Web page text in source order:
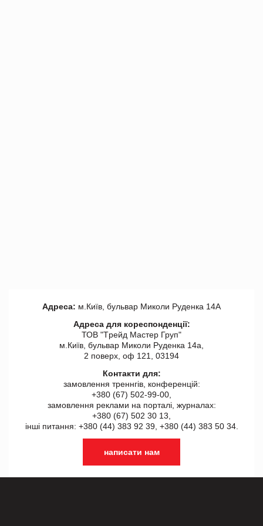
Адреса: м.Київ, бульвар Миколи Руденка 14А
Адреса для кореспонденції:
ТОВ "Tрейд Мастер Груп"
м.Київ, бульвар Миколи Руденка 14а,
2 поверх, оф 121, 03194
Контакти для:
замовлення треннгів, конференцій:
+380 (67) 502-99-00,
замовлення реклами на порталі, журналах:
+380 (67) 502 30 13,
інші питання: +380 (44) 383 92 39, +380 (44) 383 50 34.
написати нам